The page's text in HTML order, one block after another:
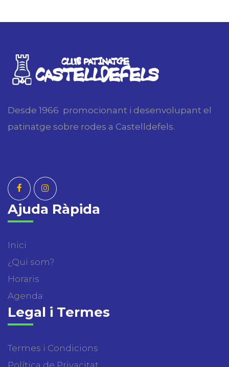
Desde 1966 promocionant i desenvolupant el
patinatge sobre rodes a Castelldefels.
Ajuda Ràpida
Inici
¿Qui som?
Horaris
Agenda
Legal i Termes
Termes i Condicions
Política de Privacitat